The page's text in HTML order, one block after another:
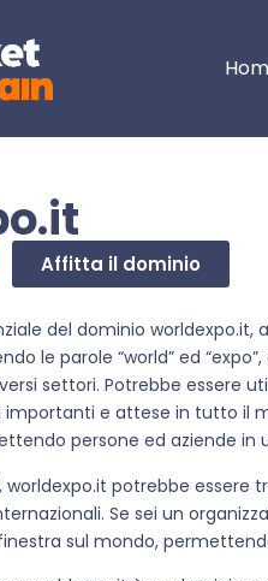
Affitta il dominio
del dominio
le parole “world” ed
settori. Potrebbe essere
importanti e attese in tutto il
persone ed aziende in
worldexpo.it potrebbe
Se sei un
sul mondo,